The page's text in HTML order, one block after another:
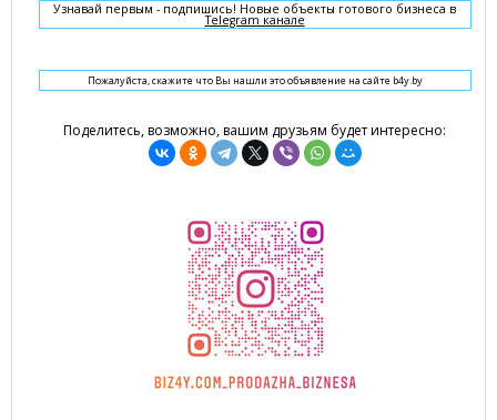
Узнавай первым - подпишись! Новые объекты готового бизнеса в
Telegram канале
Пожалуйста, скажите что Вы нашли это объявление на сайте b4y.by
Поделитесь, возможно, вашим друзьям будет интересно: